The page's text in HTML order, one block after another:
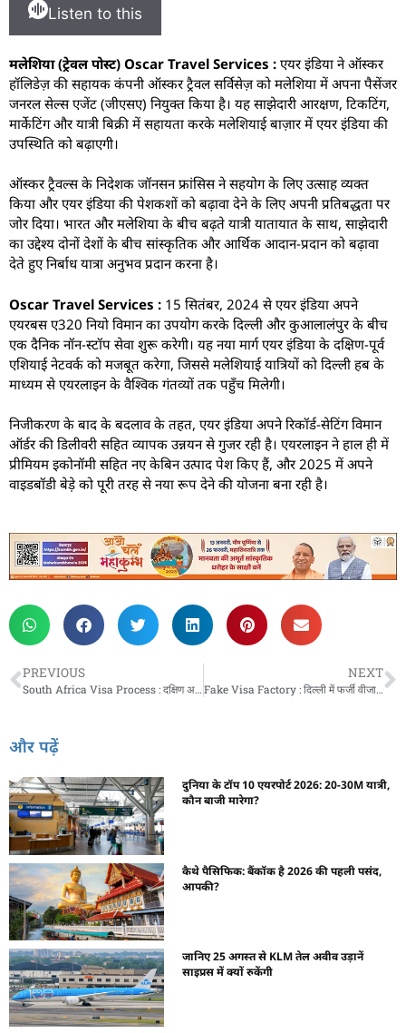
Listen to this
मलेशिया (ट्रेवल पोस्ट) Oscar Travel Services : एयर इंडिया ने ऑस्कर
हॉलिडेज़ की सहायक कंपनी ऑस्कर ट्रैवल सर्विसेज़ को मलेशिया में अपना पैसेंजर
जनरल सेल्स एजेंट (जीएसए) नियुक्त किया है। यह साझेदारी आरक्षण, टिकटिंग,
मार्केटिंग और यात्री बिक्री में सहायता करके मलेशियाई बाज़ार में एयर इंडिया की
उपस्थिति को बढ़ाएगी।
ऑस्कर ट्रैवल्स के निदेशक जॉनसन फ्रांसिस ने सहयोग के लिए उत्साह व्यक्त
किया और एयर इंडिया की पेशकशों को बढ़ावा देने के लिए अपनी प्रतिबद्धता पर
जोर दिया। भारत और मलेशिया के बीच बढ़ते यात्री यातायात के साथ, साझेदारी
का उद्देश्य दोनों देशों के बीच सांस्कृतिक और आर्थिक आदान-प्रदान को बढ़ावा
देते हुए निर्बाध यात्रा अनुभव प्रदान करना है।
Oscar Travel Services : 15 सितंबर, 2024 से एयर इंडिया अपने
एयरबस ए320 नियो विमान का उपयोग करके दिल्ली और कुआलालंपुर के बीच
एक दैनिक नॉन-स्टॉप सेवा शुरू करेगी। यह नया मार्ग एयर इंडिया के दक्षिण-पूर्व
एशियाई नेटवर्क को मजबूत करेगा, जिससे मलेशियाई यात्रियों को दिल्ली हब के
माध्यम से एयरलाइन के वैश्विक गंतव्यों तक पहुँच मिलेगी।
निजीकरण के बाद के बदलाव के तहत, एयर इंडिया अपने रिकॉर्ड-सेटिंग विमान
ऑर्डर की डिलीवरी सहित व्यापक उन्नयन से गुजर रही है। एयरलाइन ने हाल ही में
प्रीमियम इकोनॉमी सहित नए केबिन उत्पाद पेश किए हैं, और 2025 में अपने
वाइडबॉडी बेड़े को पूरी तरह से नया रूप देने की योजना बना रही है।
PREVIOUS
South Africa Visa Process : दक्षिण अफ्रीका वीज़ा प्रक्रिया को सरल बनाएगा, 90 दिन की नई छूट की घोषणा करेगा
NEXT
Fake Visa Factory : दिल्ली में फर्जी वीजा फैक्ट्री का पर्दाफाश, 2000 से ज्यादा लोगों को भेजा विदेश
और पढ़ें
दुनिया के टॉप 10 एयरपोर्ट 2026: 20-30M यात्री,
कौन बाजी मारेगा?
कैथे पैसिफिक: बैंकॉक है 2026 की पहली पसंद,
आपकी?
जानिए 25 अगस्त से KLM तेल अवीव उड़ानें
साइप्रस में क्यों रुकेंगी